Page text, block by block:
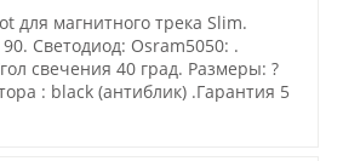
для магнитного трека Slim.
Светодиод: Osram5050: .
свечения 40 град. Размеры: ?
: black (антиблик) .Гарантия 5